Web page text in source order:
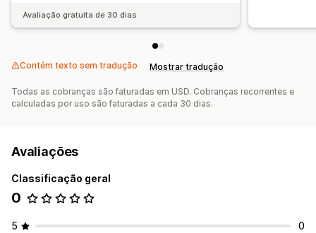
Avaliação gratuita de 30 dias
Contém texto sem tradução Mostrar tradução
Todas as cobranças são faturadas em USD. Cobranças recorrentes e
calculadas por uso são faturadas a cada 30 dias.
Avaliações
Classificação geral
0
5
0